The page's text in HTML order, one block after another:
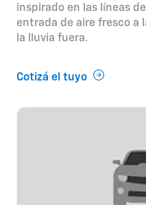
inspirado en las líneas
entrada de aire fresco a
la lluvia fuera.
Cotizá el tuyo